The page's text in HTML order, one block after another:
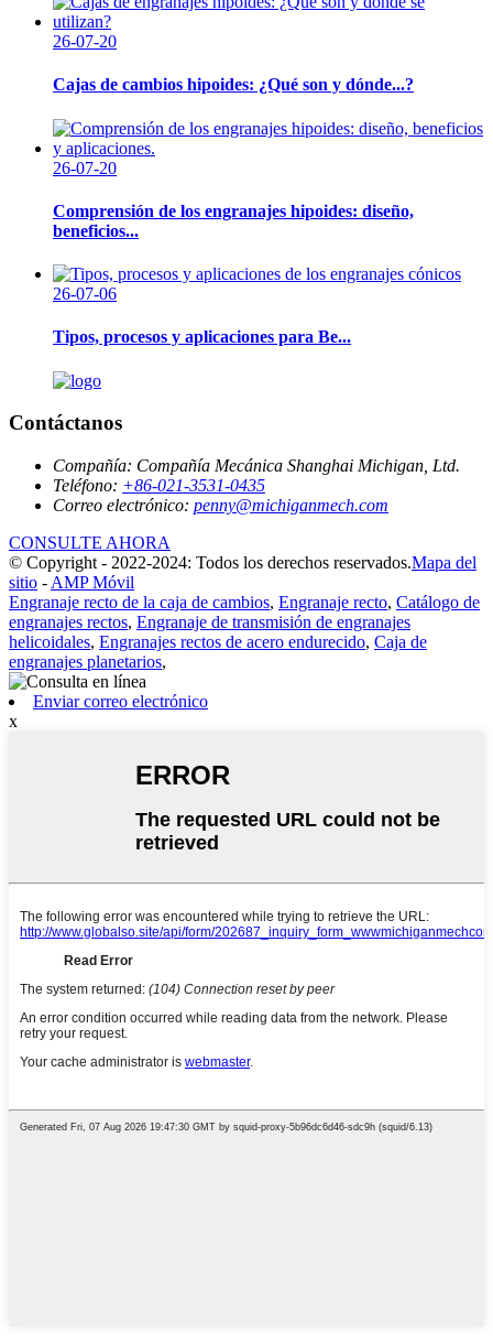
26-07-20
Cajas de cambios hipoides: ¿Qué son y dónde...?
26-07-20
Comprensión de los engranajes hipoides: diseño,
beneficios...
26-07-06
Tipos, procesos y aplicaciones para Be...
Contáctanos
Compañía: Compañía Mecánica Shanghai Michigan, Ltd.
Teléfono: +86-021-3531-0435
Correo electrónico: penny@michiganmech.com
CONSULTE AHORA
© Copyright - 2022-2024: Todos los derechos reservados.Mapa del
sitio - AMP Móvil
Engranaje recto de la caja de cambios, Engranaje recto, Catálogo de
engranajes rectos, Engranaje de transmisión de engranajes
helicoidales, Engranajes rectos de acero endurecido, Caja de
engranajes planetarios,
Enviar correo electrónico
x